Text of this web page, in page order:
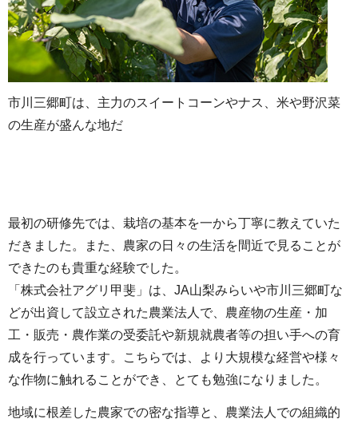
市川三郷町は、主力のスイートコーンやナス、米や野沢菜
の生産が盛んな地だ
最初の研修先では、栽培の基本を一から丁寧に教えていた
だきました。また、農家の日々の生活を間近で見ることが
できたのも貴重な経験でした。
「株式会社アグリ甲斐」は、JA山梨みらいや市川三郷町な
どが出資して設立された農業法人で、農産物の生産・加
工・販売・農作業の受委託や新規就農者等の担い手への育
成を行っています。こちらでは、より大規模な経営や様々
な作物に触れることができ、とても勉強になりました。
地域に根差した農家での密な指導と、農業法人での組織的